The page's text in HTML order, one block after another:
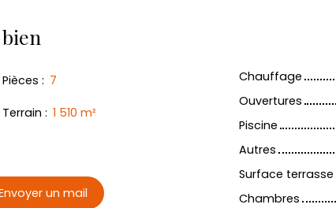
Pièces : 7
Terrain : 1 510 m²
un mail
Chauffage
Ouvertures
Piscine
Autres
Surface terrasse
Chambres